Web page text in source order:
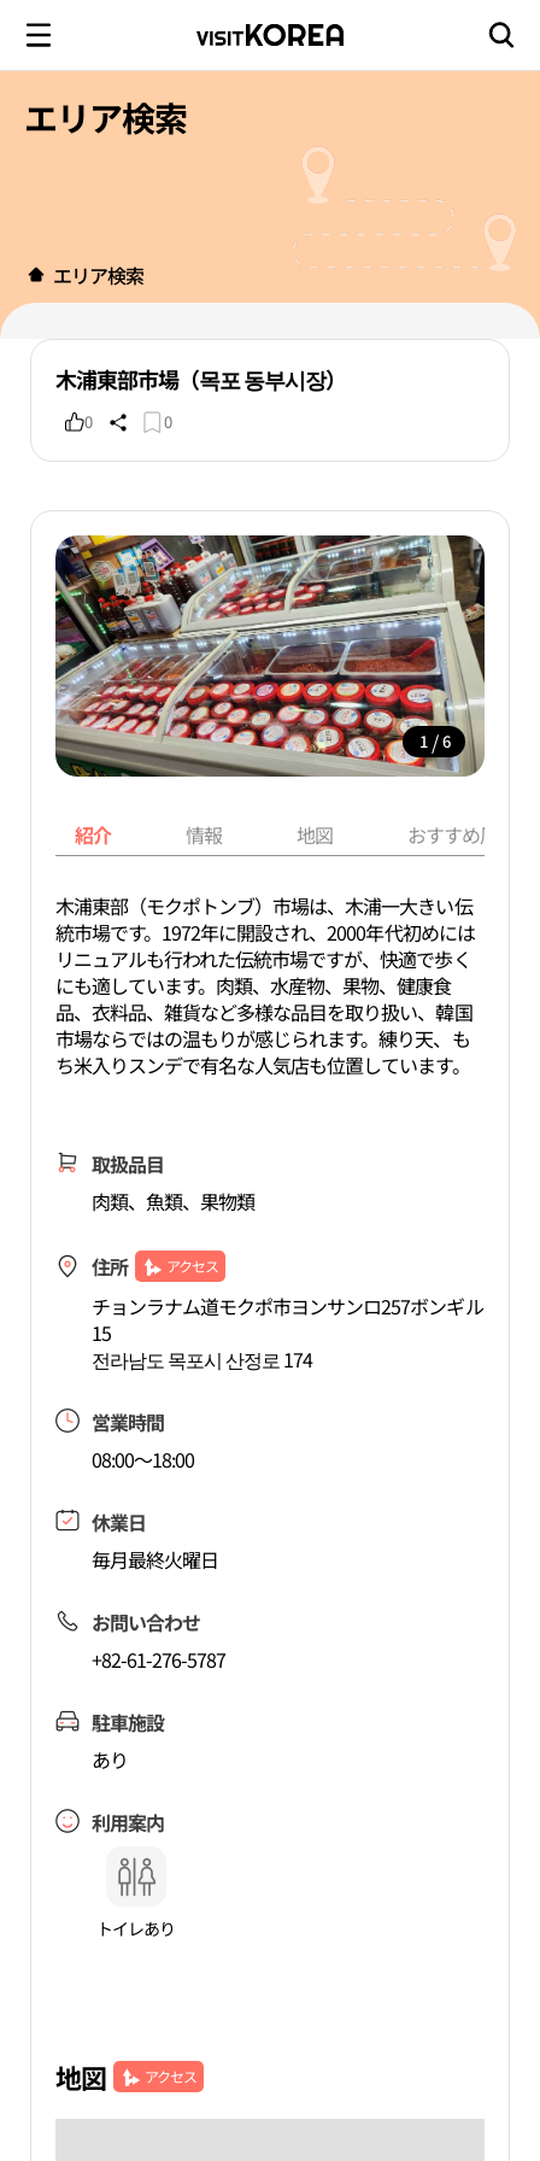
エリア検索
エリア検索
木浦東部市場（목포 동부시장）
0 0
1 / 6
紹介 情報 地図 おすすめ周辺
木浦東部（モクポトンブ）市場は、木浦一大きい伝
統市場です。1972年に開設され、2000年代初めには
リニュアルも行われた伝統市場ですが、快適で歩く
にも適しています。肉類、水産物、果物、健康食
品、衣料品、雑貨など多様な品目を取り扱い、韓国
市場ならではの温もりが感じられます。練り天、も
ち米入りスンデで有名な人気店も位置しています。
取扱品目
肉類、魚類、果物類
住所 アクセス
チョンラナム道モクポ市ヨンサンロ257ボンギル
15
전라남도 목포시 산정로 174
営業時間
08:00～18:00
休業日
毎月最終火曜日
お問い合わせ
+82-61-276-5787
駐車施設
あり
利用案内
トイレあり
地図 アクセス